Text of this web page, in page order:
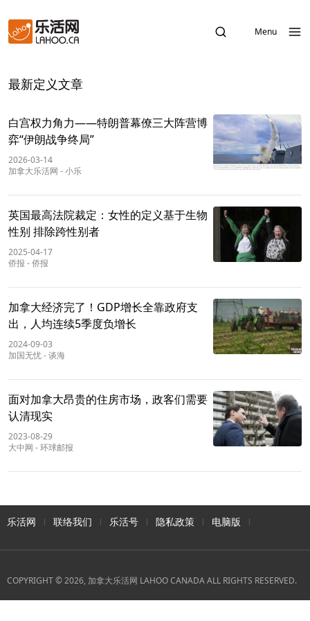
Menu
最新定义文章
白宫权力角力——特朗普幕僚三大阵营博
弈“伊朗战争终局”
2026-03-14
加拿大乐活网 -小乐
英国最高法院裁定：女性的定义基于生物
性别 排除跨性别者
2025-04-17
侨报 -侨报
加拿大经济完了！GDP增长全靠政府支
出，人均连续5季度负增长
2024-09-03
加国无忧-谈海
面对加拿大昂贵的住房市场，政客们需要
认清现实
2023-08-29
大中网 -环球邮报
乐活网 联络我们 乐活号 隐私政策 电脑版
COPYRIGHT © 2026, 加拿大乐活网 LAHOO CANADA ALL RIGHTS RESERVED.